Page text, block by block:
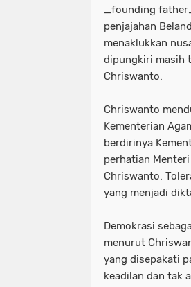
_founding
penjajahan
menaklukkan
dipungkiri masih
Chriswanto.
Chriswanto
Kementerian
berdirinya
perhatian
Chriswanto.
yang menjadi
Demokrasi
menurut
yang disepakati
keadilan dan tak